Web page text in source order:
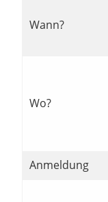
Wann?
Wo?
Anmeldung